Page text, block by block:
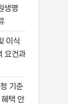
생명
이식
요건과
기준
택 안